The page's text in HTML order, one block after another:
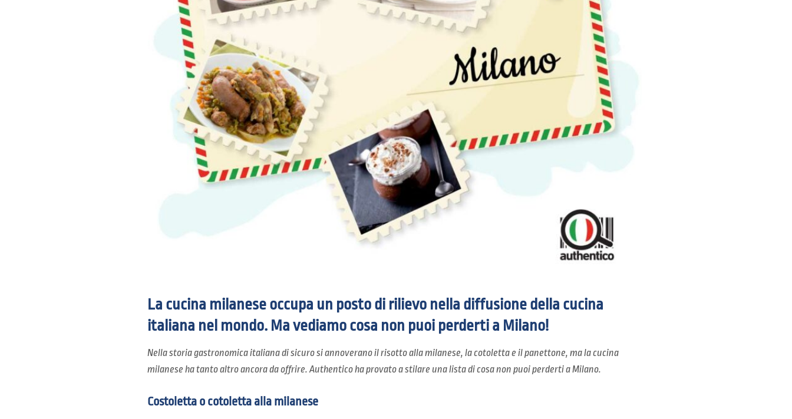
La cucina milanese occupa un posto di rilievo nella diffusione della cucina
italiana nel mondo. Ma vediamo cosa non puoi perderti a Milano!
Nella storia gastronomica italiana di sicuro si annoverano il risotto alla milanese, la cotoletta e il panettone, ma la cucina
milanese ha tanto altro ancora da offrire. Authentico ha provato a stilare una lista di cosa non puoi perderti a Milano.
Costoletta o cotoletta alla milanese